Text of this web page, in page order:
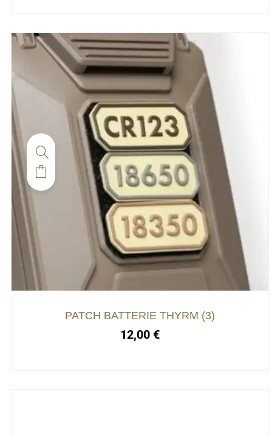
PATCH BATTERIE THYRM (3)
12,00 €